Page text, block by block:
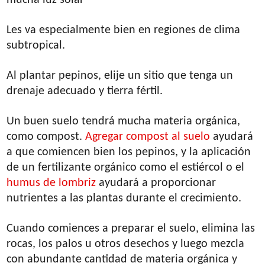
Les va especialmente bien en regiones de clima
subtropical.
Al plantar pepinos, elije un sitio que tenga un
drenaje adecuado y tierra fértil.
Un buen suelo tendrá mucha materia orgánica,
como compost.Agregar compost al suelo ayudará
a que comiencen bien los pepinos, y la aplicación
de un fertilizante orgánico como el estiércol o el
humus de lombriz ayudará a proporcionar
nutrientes a las plantas durante el crecimiento.
Cuando comiences a preparar el suelo, elimina las
rocas, los palos u otros desechos y luego mezcla
con abundante cantidad de materia orgánica y